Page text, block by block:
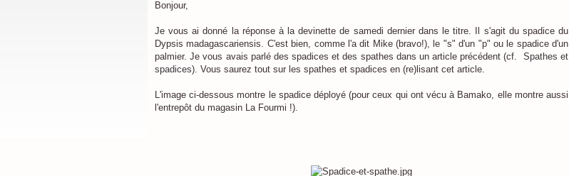
Bonjour,
Je vous ai donné la réponse à la devinette de samedi dernier dans le titre. Il s'agit du spadice du
Dypsis madagascariensis. C'est bien, comme l'a dit Mike (bravo!), le "s" d'un "p" ou le spadice d'un
palmier. Je vous avais parlé des spadices et des spathes dans un article précédent (cf. Spathes et
spadices). Vous saurez tout sur les spathes et spadices en (re)lisant cet article.
L'image ci-dessous montre le spadice déployé (pour ceux qui ont vécu à Bamako, elle montre aussi
l'entrepôt du magasin La Fourmi !).